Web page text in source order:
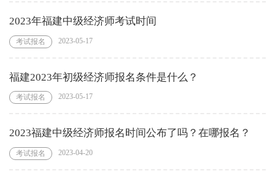
2023年福建中级经济师考试时间
考试报名 2023-05-17
福建2023年初级经济师报名条件是什么？
考试报名 2023-05-17
2023福建中级经济师报名时间公布了吗？在哪报名？
考试报名 2023-04-20